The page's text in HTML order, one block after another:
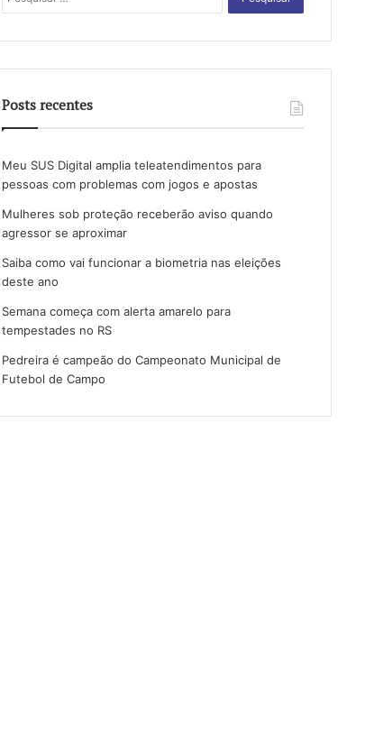
por:
Posts recentes
Meu SUS Digital amplia teleatendimentos para
pessoas com problemas com jogos e apostas
Mulheres sob proteção receberão aviso quando
agressor se aproximar
Saiba como vai funcionar a biometria nas eleições
deste ano
Semana começa com alerta amarelo para
tempestades no RS
Pedreira é campeão do Campeonato Municipal de
Futebol de Campo